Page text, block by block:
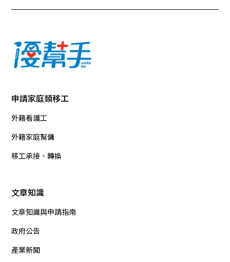
申請家庭類移工
外籍看護工
外籍家庭幫傭
移工承接、轉換
文章知識
文章知識與申請指南
政府公告
產業新聞